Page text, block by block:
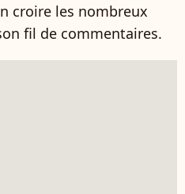
croire les nombreux
fil de commentaires.